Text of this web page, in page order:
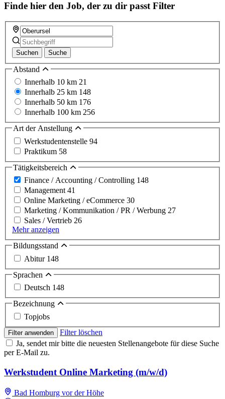
Finde hier den Job, der zu dir passt Filter
Suchen Suche
Abstand
Innerhalb 10 km 21
Innerhalb 25 km 148
Innerhalb 50 km 176
Innerhalb 100 km 256
Art der Anstellung
Werkstudentenstelle 94
Praktikum 58
Tätigkeitsbereich
Finance / Accounting / Controlling 148
Management 41
Online Marketing / eCommerce 30
Marketing / Kommunikation / PR / Werbung 27
Sales / Vertrieb 26
Mehr anzeigen
Bildungsstand
Abitur 148
Sprachen
Deutsch 148
Bezeichnung
Topjobs
Filter anwenden
Filter löschen
Ja, sendet mir bitte die neuesten Stellenangebote für diese Suche
per E-Mail zu.
Werkstudent Online Marketing (m/w/d)
Bad Homburg vor der Höhe